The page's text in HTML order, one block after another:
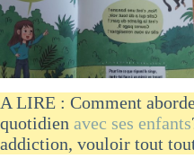
A LIRE : Comment
quotidien avec ses enfants
addiction, vouloir tout